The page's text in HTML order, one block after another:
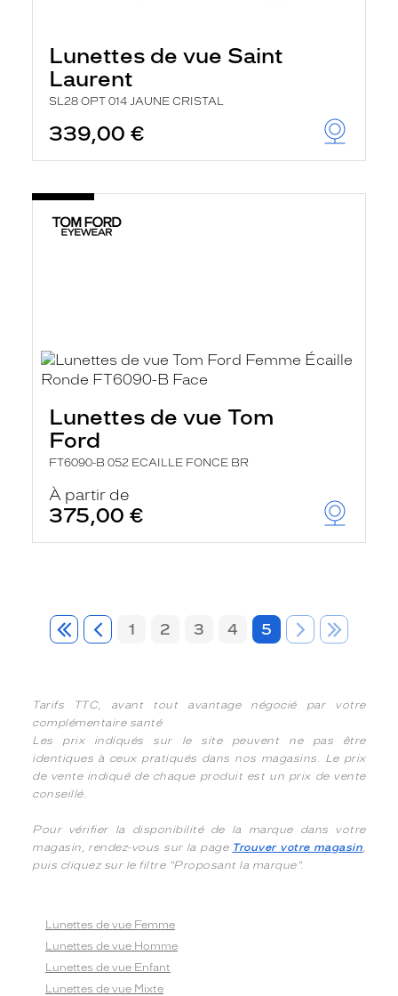
Lunettes de vue Saint
Laurent
SL28 OPT 014 JAUNE CRISTAL
339,00 €
Lunettes de vue Tom
Ford
FT6090-B 052 ECAILLE FONCE BR
À partir de
375,00 €
1 2 3 4 5
Tarifs TTC, avant tout avantage négocié par votre
complémentaire santé
Les prix indiqués sur le site peuvent ne pas être
identiques à ceux pratiqués dans nos magasins. Le prix
de vente indiqué de chaque produit est un prix de vente
conseillé.
Pour vérifier la disponibilité de la marque dans votre
magasin, rendez-vous sur la page Trouver votre magasin,
puis cliquez sur le filtre "Proposant la marque".
Lunettes de vue Femme
Lunettes de vue Homme
Lunettes de vue Enfant
Lunettes de vue Mixte